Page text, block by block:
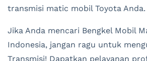
transmisi matic mobil Toyota Anda.
Jika Anda mencari Bengkel Mobil
Indonesia, jangan ragu untuk
Transmisi! Dapatkan pelayanan